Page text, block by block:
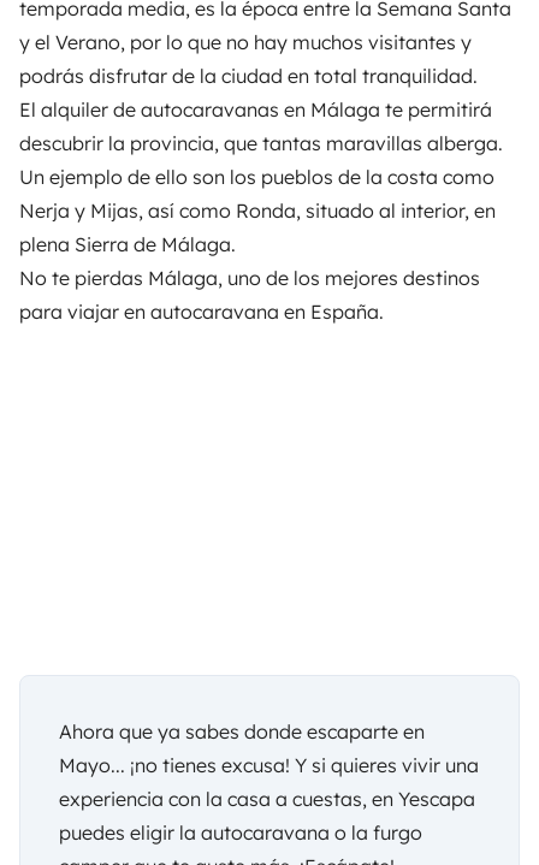
temporada media, es la época entre la Semana Santa
y el Verano, por lo que no hay muchos visitantes y
podrás disfrutar de la ciudad en total tranquilidad.
El alquiler de autocaravanas en Málaga te permitirá
descubrir la provincia, que tantas maravillas alberga.
Un ejemplo de ello son los pueblos de la costa como
Nerja y Mijas, así como Ronda, situado al interior, en
plena Sierra de Málaga.
No te pierdas Málaga, uno de los mejores destinos
para viajar en autocaravana en España.
Ahora que ya sabes donde escaparte en
Mayo... ¡no tienes excusa! Y si quieres vivir una
experiencia con la casa a cuestas, en Yescapa
puedes eligir la autocaravana o la furgo